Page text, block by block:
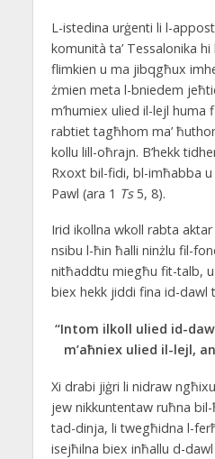
L-istedina urġenti li l-
komunità ta’ Tessalonika
flimkien u ma jibqgħux
żmien meta l-bniedem
m’humiex ulied il-lejl huma
rabtiet tagħhom ma’
kollu lill-oħrajn. B’hekk
Rxoxt bil-fidi, bl-imħabba
Pawl (ara 1 Ts5, 8).
Irid ikollna wkoll rabta aktar
nsibu l-ħin ħalli ninżlu fil-
nitħaddtu miegħu fit-talb,
biex hekk jiddi fina id-dawl
“Intom ilkoll ulied id-
m’aħniex ulied il-lejl,
Xi drabi jiġri li nidraw
jew nikkuntentaw ruħna
tad-dinja, li twegħidna l-
isejħilna biex inħallu d-